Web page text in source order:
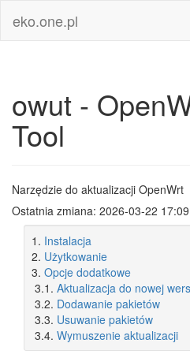
eko.one.pl
owut -
Tool
Narzędzie do aktualizacji OpenWrt
Ostatnia zmiana: 2026-03-22 17:09
1. Instalacja
2. Użytkowanie
3. Opcje dodatkowe
3.1. Aktualizacja do nowej
3.2. Dodawanie pakietów
3.3. Usuwanie pakietów
3.4. Wymuszenie aktualizacji